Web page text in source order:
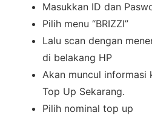
Masukkan ID dan
Pilih menu “BRIZZI”
Lalu scan dengan
di belakang HP
Akan muncul
Top Up Sekarang.
Pilih nominal top up